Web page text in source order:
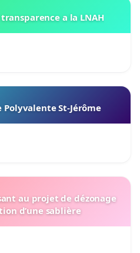
a la LNAH
St-Jérôme
au projet de dézonage
d’une sablière